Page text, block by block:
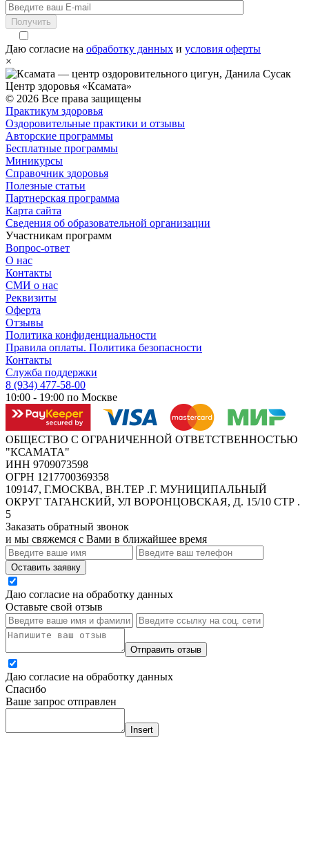
Получить
Даю согласие на обработку данных и условия оферты
×
Центр здоровья «Ксамата»
© 2026 Все права защищены
Практикум здоровья
Оздоровительные практики и отзывы
Авторские программы
Бесплатные программы
Миникурсы
Справочник здоровья
Полезные статьи
Партнерская программа
Карта сайта
Сведения об образовательной организации
Участникам программ
Вопрос-ответ
О нас
Контакты
СМИ о нас
Реквизиты
Оферта
Отзывы
Политика конфиденциальности
Правила оплаты. Политика безопасности
Контакты
Служба поддержки
8 (934) 477-58-00
10:00 - 19:00 по Москве
ОБЩЕСТВО С ОГРАНИЧЕННОЙ ОТВЕТСТВЕННОСТЬЮ
"КСАМАТА"
ИНН 9709073598
ОГРН 1217700369358
109147, Г.МОСКВА, ВН.ТЕР .Г. МУНИЦИПАЛЬНЫЙ
ОКРУГ ТАГАНСКИЙ, УЛ ВОРОНЦОВСКАЯ, Д. 15/10 СТР .
5
Заказать обратный звонок
и мы свяжемся с Вами в ближайшее время
Оставить заявку
Даю согласие на обработку данных
Оставьте свой отзыв
Отправить отзыв
Даю согласие на обработку данных
Спасибо
Ваше запрос отправлен
Insert